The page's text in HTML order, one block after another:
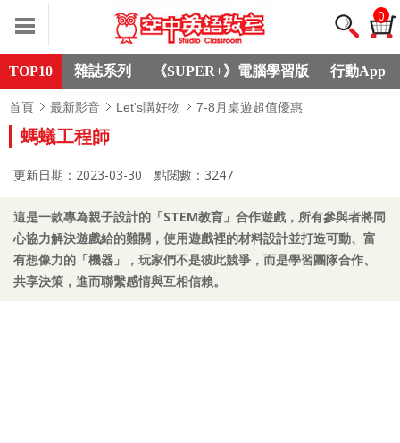
0
TOP10 雜誌系列 《SUPER+》電腦學習版 行動App
首頁 最新影音 Let's購好物 7-8月桌遊超值優惠
螞蟻工程師
更新日期：2023-03-30 點閱數：3247
這是一款專為親子設計的「STEM教育」合作遊戲，所有參與者將同
心協力解決遊戲給的難關，使用遊戲裡的材料設計並打造可動、富
有想像力的「機器」，玩家們不是彼此競爭，而是學習團隊合作、
共享決策，進而聯繫感情與互相信賴。